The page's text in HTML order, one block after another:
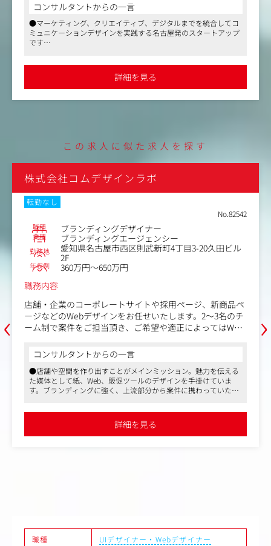
ィック・映像・
企画段階から携
取り組むチャン
までを統合してコ
のスタートアップ
深く、「PTA役員
ています
大手代理店や地場企業から厚い信頼を寄せ
存顧客や紹介企業からの案件獲得がほとん
制作案件における窓口として、クライア
受注に繋げていきます。
す。
また必要に応じてデザイン業務にも携わっ
で、自身のスキル向上にも繋がります。
・制作進行管理
・デザイン制作
・スケジュール調整
・クオリティチェック
制作媒体は、Webサイトを中心に、グラフ
CI/VI開発など多様な案件が発生します。
現在は代表がクリエイティブディレクター
メインで担当されています。
将来的には代表からクライアントを引き継
として活躍いただける方を求めています。
動や、産学官連携のプロジェクトにも参
クリエイティブエージェンシーとしての
コンサルタントからの一言
●マーケティング、クリエイティブ、デジタル
ミュニケーションデザインを実践する名古屋発
●短時間正社員や在宅勤務の相談にも応じてい
軟な働き方を推奨しています。また、代表が
た経験から、子育てをする親御さんへの理解が
有給制度」というユニークな休暇制度も導入し
この求人に似た求人を探す
‹
株式会社コムデザインラボ
転勤なし
No.82542
職種 ブランディングデザイナー
業種 ブランディングエージェンシー
勤務地
愛知県名古屋市西区則武新町4丁目3-20久田ビル
2F
年収例
360万円～650万円
職務内容
店舗・企業のコーポレートサイトや採用ページ、新商品ペ
ージなどのWebデザインをお任せいたします。2～3名のチ
ーム制で案件をご担当頂き、ご希望や適正によってはWeb
ったグラフィックデザインまで担っていただきます。
＜具体的には＞
・Webサイトデザイン（7割）
・ロゴやポスター、チラシ等のグラフィックデザイン（2
・打ち合わせ対応、ディレクション業務（1割）
※コーディングは外部に依頼していますが、エンジニアは
コンサルタントからの一言
●店舗や空間を作り出すことがメインミッション。魅力を伝える
た媒体として紙、Web、販促ツールのデザインを手掛けていま
す。ブランディングに強く、上流部分から案件に携わっていただ
●副業可、過度な残業なし、年間休日123日など働きやすい環境
詳細を見る
›
職種
UIデザイナー・Webデザイナー